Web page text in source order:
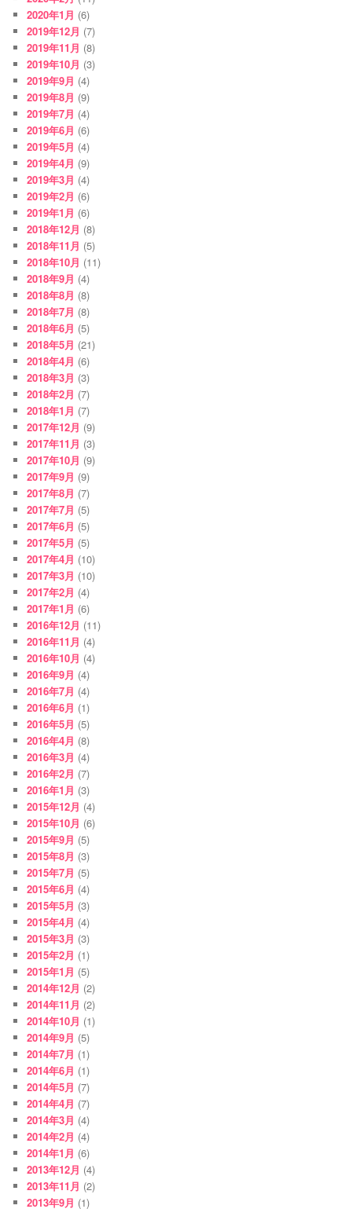
2020年1月 (6)
2019年12月 (7)
2019年11月 (8)
2019年10月 (3)
2019年9月 (4)
2019年8月 (9)
2019年7月 (4)
2019年6月 (6)
2019年5月 (4)
2019年4月 (9)
2019年3月 (4)
2019年2月 (6)
2019年1月 (6)
2018年12月 (8)
2018年11月 (5)
2018年10月 (11)
2018年9月 (4)
2018年8月 (8)
2018年7月 (8)
2018年6月 (5)
2018年5月 (21)
2018年4月 (6)
2018年3月 (3)
2018年2月 (7)
2018年1月 (7)
2017年12月 (9)
2017年11月 (3)
2017年10月 (9)
2017年9月 (9)
2017年8月 (7)
2017年7月 (5)
2017年6月 (5)
2017年5月 (5)
2017年4月 (10)
2017年3月 (10)
2017年2月 (4)
2017年1月 (6)
2016年12月 (11)
2016年11月 (4)
2016年10月 (4)
2016年9月 (4)
2016年7月 (4)
2016年6月 (1)
2016年5月 (5)
2016年4月 (8)
2016年3月 (4)
2016年2月 (7)
2016年1月 (3)
2015年12月 (4)
2015年10月 (6)
2015年9月 (5)
2015年8月 (3)
2015年7月 (5)
2015年6月 (4)
2015年5月 (3)
2015年4月 (4)
2015年3月 (3)
2015年2月 (1)
2015年1月 (5)
2014年12月 (2)
2014年11月 (2)
2014年10月 (1)
2014年9月 (5)
2014年7月 (1)
2014年6月 (1)
2014年5月 (7)
2014年4月 (7)
2014年3月 (4)
2014年2月 (4)
2014年1月 (6)
2013年12月 (4)
2013年11月 (2)
2013年9月 (1)